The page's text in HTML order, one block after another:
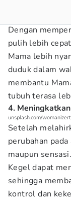
Dengan
pulih lebih
Mama lebih
duduk dalam
membantu
tubuh terasa
4.
unsplash.com/
Setelah
perubahan
maupun
Kegel dapat
sehingga
kontrol dan